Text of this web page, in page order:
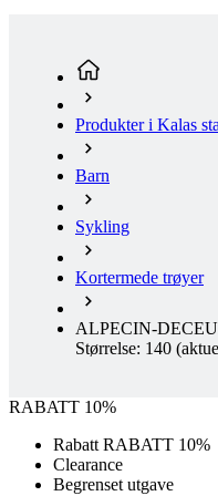
Produkter i Kalas
Barn
Sykling
Kortermede trøyer
ALPECIN-
Størrelse: 140
RABATT 10%
Rabatt RABATT 10%
Clearance
Begrenset utgave